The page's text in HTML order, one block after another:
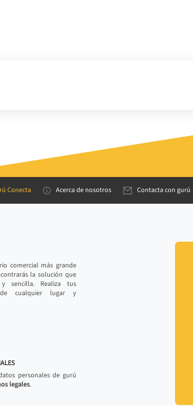
Conecta Acerca de nosotros Contacta con gurú
comercial más grande
la solución que
sencilla. Realiza tus
cualquier lugar y
personales de gurú
legales.